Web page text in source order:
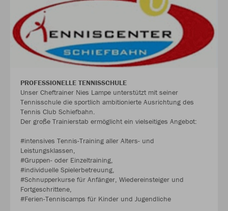
PROFESSIONELLE TENNISSCHULE
Unser Cheftrainer Nies Lampe unterstützt mit seiner
Tennisschule die sportlich ambitionierte Ausrichtung des
Tennis Club Schiefbahn.
Der große Trainierstab ermöglicht ein vielseitiges Angebot:
#intensives Tennis-Training aller Alters- und
Leistungsklassen,
#Gruppen- oder Einzeltraining,
#individuelle Spielerbetreuung,
#Schnupperkurse für Anfänger, Wiedereinsteiger und
Fortgeschrittene,
#Ferien-Tenniscamps für Kinder und Jugendliche